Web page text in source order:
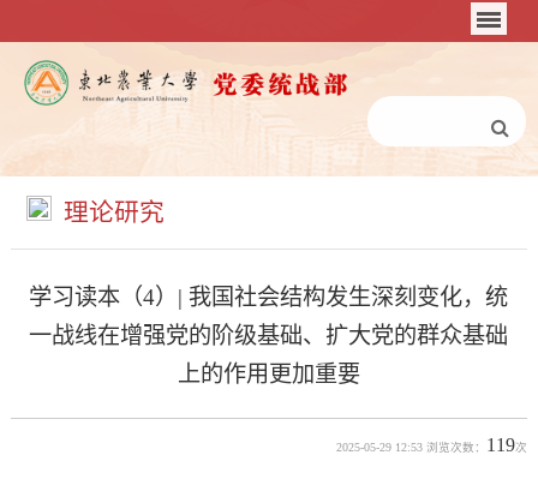
理论研究
学习读本（4）| 我国社会结构发生深刻变化，统
一战线在增强党的阶级基础、扩大党的群众基础
上的作用更加重要
2025-05-29 12:53 浏览次数： 119次